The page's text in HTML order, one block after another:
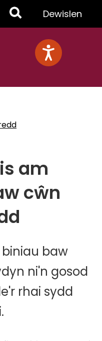
Toggle
Menu
Dewislen
am
cŵn
baw
ni'n gosod
rhai sydd